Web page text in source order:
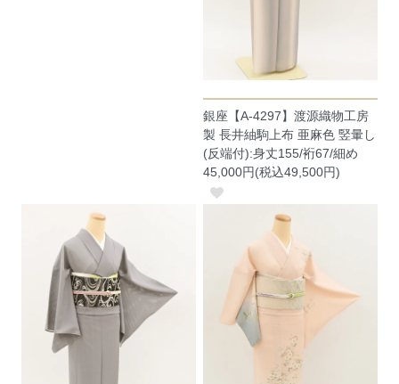
銀座【A-4297】渡源織物工房
製 長井紬駒上布 亜麻色 竪暈し
(反端付):身丈155/裄67/細め
45,000円(税込49,500円)